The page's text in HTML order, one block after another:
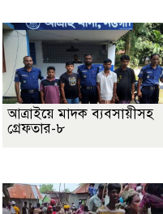
আত্রাইয়ে মাদক ব্যবসায়ীসহ
গ্রেফতার-৮